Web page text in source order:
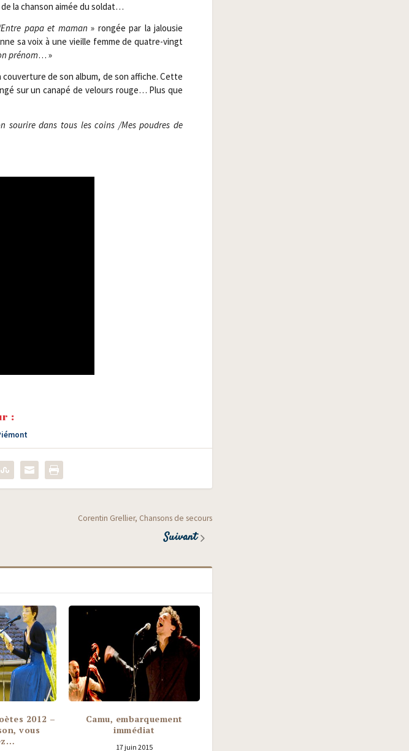
la chan­son aimée du soldat…
papa et maman » ron­gée par la jalou­sie
sa voix à une vieille femme de quatre-vingt
pré­nom… »
cou­ver­ture de son album, de son affiche. Cette
sur un cana­pé de velours rouge… Plus que
sou­rire dans tous les coins /​Mes poudres de
:
Corentin Grellier, Chansons de secours
Suivant
2012 –
vous
Camu, embarquement
immédiat
17 juin 2015